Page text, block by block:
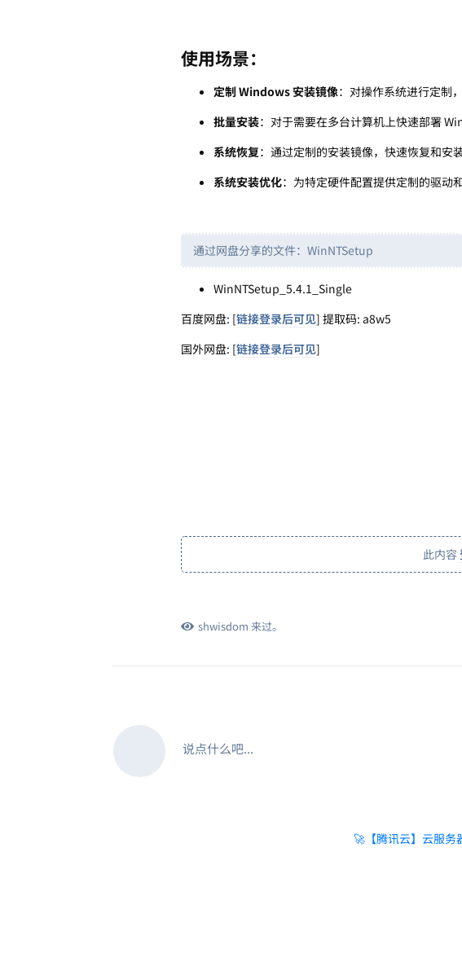
使用场景：
定制 Windows 安装镜像：对操作系统进行定制
批量安装：对于需要在多台计算机上快速部署
系统恢复：通过定制的安装镜像，快速恢复和安
系统安装优化：为特定硬件配置提供定制的驱动和
通过网盘分享的文件：WinNTSetup
WinNTSetup_5.4.1_Single
百度网盘: [链接登录后可见] 提取码: a8w5
国外网盘: [链接登录后可见]
此内容
shwisdom 来过。
说点什么吧...
🚀【腾讯云】云服务